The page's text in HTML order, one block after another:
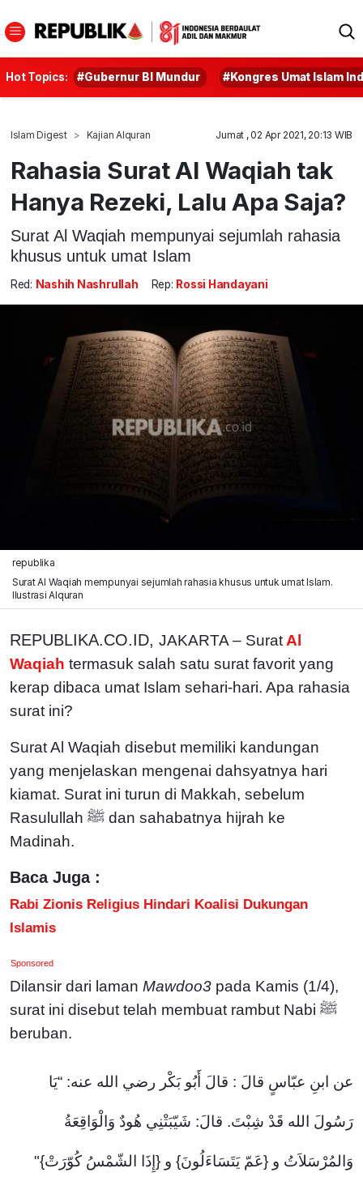
Hot Topics: #Gubernur BI Mundur #Kongres Umat Islam
Islam Digest Kajian Alquran Jumat , 02 Apr 2021, 20:13 WIB
Rahasia Surat Al Waqiah tak
Hanya Rezeki, Lalu Apa Saja?
Surat Al Waqiah mempunyai sejumlah rahasia
khusus untuk umat Islam
Red: Nashih Nashrullah Rep: Rossi Handayani
republika
Surat Al Waqiah mempunyai sejumlah rahasia khusus untuk umat Islam.
Ilustrasi Alquran
REPUBLIKA.CO.ID, JAKARTA – Surat Al
Waqiah termasuk salah satu surat favorit yang
kerap dibaca umat Islam sehari-hari. Apa rahasia
surat ini?
Surat Al Waqiah disebut memiliki kandungan
yang menjelaskan mengenai dahsyatnya hari
kiamat. Surat ini turun di Makkah, sebelum
Rasulullah ﷺ dan sahabatnya hijrah ke
Madinah.
Baca Juga :
Rabi Zionis Religius Hindari Koalisi Dukungan
Islamis
Sponsored
Dilansir dari laman Mawdoo3 pada Kamis (1/4),
surat ini disebut telah membuat rambut Nabi ﷺ
beruban.
عن ابنِ عبّاسٍ قالَ : قالَ أَبُو بَكْر رضي الله عنه: “يَا
رَسُولَ الله قَدْ شِبْتَ. قالَ: شَيّبَتْنِي هُودٌ وَالْوَاقِعَةُ
وَالمُرْسَلاَتُ و {عَمّ يَتَسَاءَلُونَ} و {إِذَا الشّمْسُ كُوّرَتْ}"